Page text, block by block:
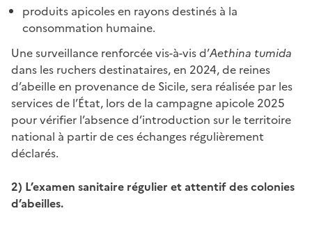
produits apicoles en rayons destinés à la
consommation humaine.
Une surveillance renforcée vis-à-vis d’Aethina tumida
dans les ruchers destinataires, en 2024, de reines
d’abeille en provenance de Sicile, sera réalisée par les
services de l’État, lors de la campagne apicole 2025
pour vérifier l’absence d’introduction sur le territoire
national à partir de ces échanges régulièrement
déclarés.
2) L’examen sanitaire régulier et attentif des colonies
d’abeilles.